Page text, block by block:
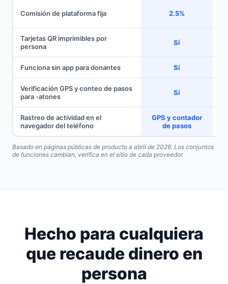
Comisión de plataforma fija 2.5%
Tarjetas QR imprimibles por
persona
Sí
Funciona sin app para donantes Sí
Verificación GPS y conteo de pasos
para -atones
Sí
Rastreo de actividad en el
navegador del teléfono
GPS y contador
de pasos
Basado en páginas públicas de producto a abril de 2026. Los conjuntos
de funciones cambian, verifica en el sitio de cada proveedor.
Hecho para cualquiera
que recaude dinero en
persona